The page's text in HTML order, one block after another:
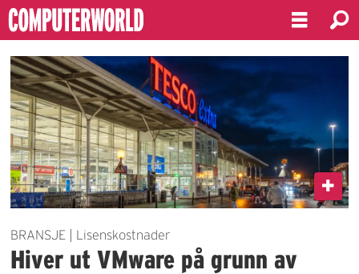
Emne:
vmware
BRANSJE | Lisenskostnader
Hiver ut VMware på grunn av